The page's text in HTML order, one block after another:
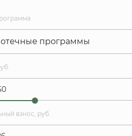
программы
взнос, руб.